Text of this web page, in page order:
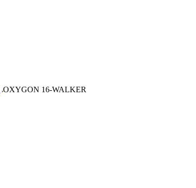
OXYGON 16-WALKER